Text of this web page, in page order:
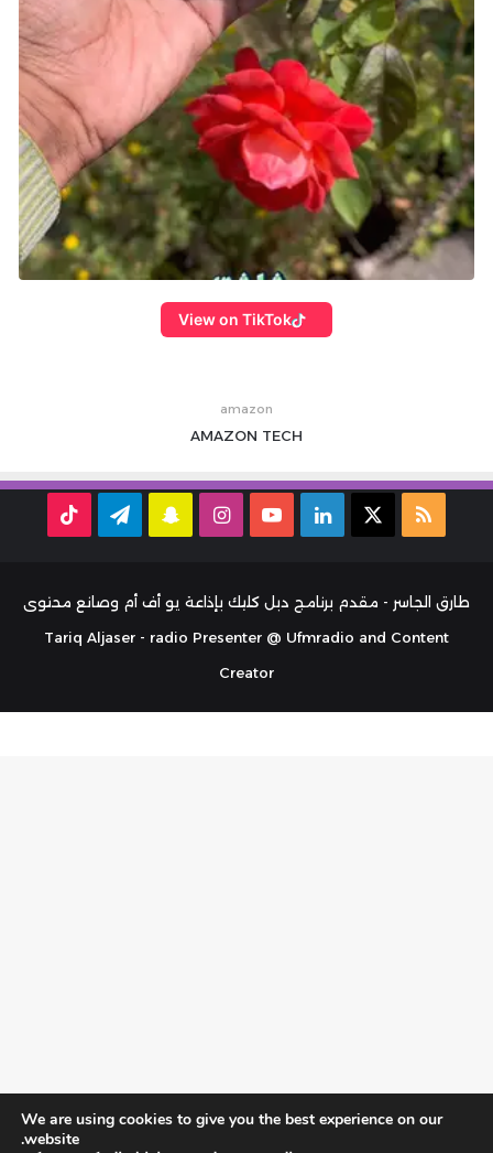
View on TikTok
amazon
AMAZON TECH
ملخص
RSS
لينكدإن ‫YouTubeانستقرامسناب تيلقرام
طارق الجاسر - مقدم برنامج دبل كليك بإذاعة يو أف أم وصانع محتوى
Tariq Aljaser - radio Presenter @ Ufmradio and Content
Creator
We are using cookies to give you the best experience on our
website.